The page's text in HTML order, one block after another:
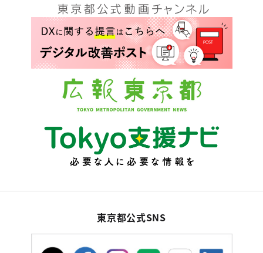
東京都公式SNS